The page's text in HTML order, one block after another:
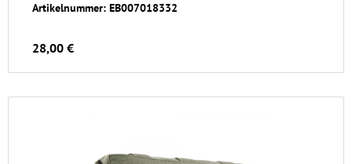
Artikelnummer: EB007018332
28,00 €